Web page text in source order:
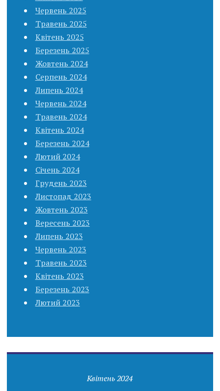
Червень 2025
Травень 2025
Квітень 2025
Березень 2025
Жовтень 2024
Серпень 2024
Липень 2024
Червень 2024
Травень 2024
Квітень 2024
Березень 2024
Лютий 2024
Січень 2024
Грудень 2023
Листопад 2023
Жовтень 2023
Вересень 2023
Липень 2023
Червень 2023
Травень 2023
Квітень 2023
Березень 2023
Лютий 2023
Квітень 2024